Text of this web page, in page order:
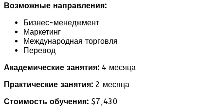
Возможные направления:
Бизнес-менеджмент
Маркетинг
Международная торговля
Перевод
Академические занятия: 4 месяца
Практические занятия: 2 месяца
Стоимость обучения: $7,430